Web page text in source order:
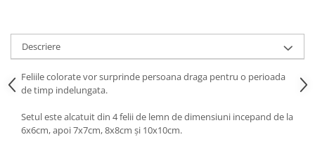
Descriere
Feliile colorate vor surprinde persoana draga pentru o perioada
de timp indelungata.
Setul este alcatuit din 4 felii de lemn de dimensiuni incepand de la
6x6cm, apoi 7x7cm, 8x8cm și 10x10cm.